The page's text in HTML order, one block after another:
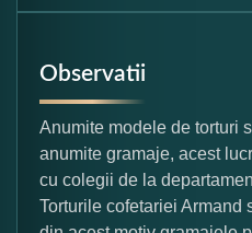
Observatii
Anumite modele de torturi
anumite gramaje, acest
cu colegii de la
Torturile cofetariei Armand